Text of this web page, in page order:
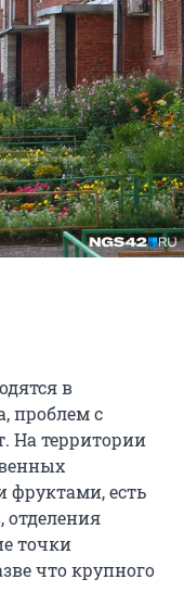
в
проблем с
На территории
фруктами, есть
точки
что крупного